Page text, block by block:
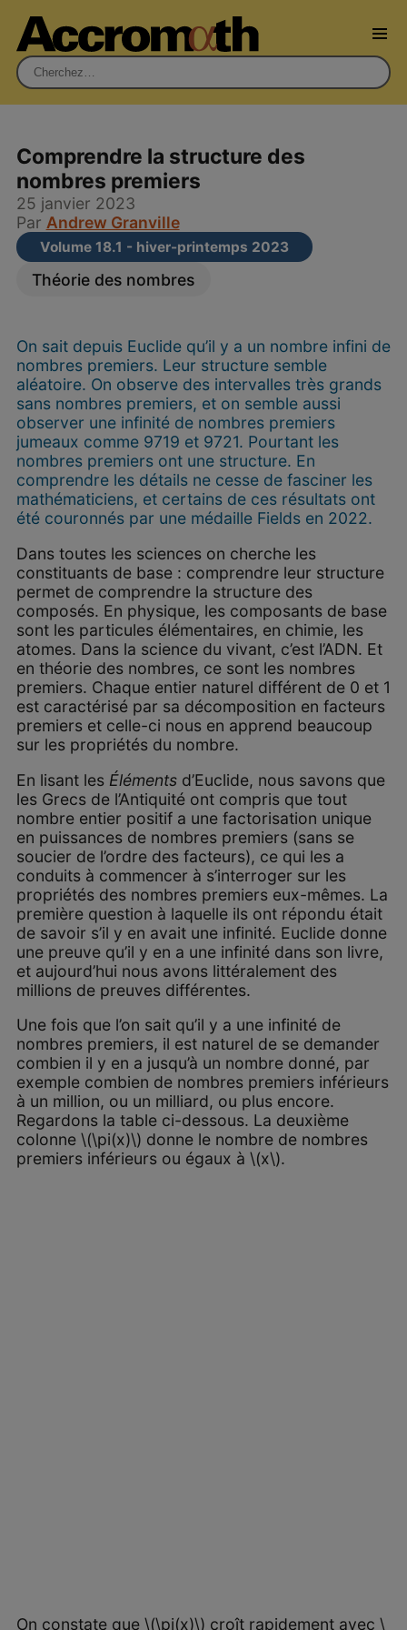
Rechercher :
Comprendre la structure des
nombres premiers
25 janvier 2023
Par Andrew Granville
Volume 18.1 - hiver-printemps 2023
Théorie des nombres
On sait depuis Euclide qu’il y a un nombre infini de
nombres premiers. Leur structure semble
aléatoire. On observe des intervalles très grands
sans nombres premiers, et on semble aussi
observer une infinité de nombres premiers
jumeaux comme 9719 et 9721. Pourtant les
nombres premiers ont une structure. En
comprendre les détails ne cesse de fasciner les
mathématiciens, et certains de ces résultats ont
été couronnés par une médaille Fields en 2022.
Dans toutes les sciences on cherche les
constituants de base : comprendre leur structure
permet de comprendre la structure des
composés. En physique, les composants de base
sont les particules élémentaires, en chimie, les
atomes. Dans la science du vivant, c’est l’ADN. Et
en théorie des nombres, ce sont les nombres
premiers. Chaque entier naturel différent de 0 et 1
est caractérisé par sa décomposition en facteurs
premiers et celle-ci nous en apprend beaucoup
sur les propriétés du nombre.
En lisant les Élémentsd’Euclide, nous savons que
les Grecs de l’Antiquité ont compris que tout
nombre entier positif a une factorisation unique
en puissances de nombres premiers (sans se
soucier de l’ordre des facteurs), ce qui les a
conduits à commencer à s’interroger sur les
propriétés des nombres premiers eux-mêmes. La
première question à laquelle ils ont répondu était
de savoir s’il y en avait une infinité. Euclide donne
une preuve qu’il y en a une infinité dans son livre,
et aujourd’hui nous avons littéralement des
millions de preuves différentes.
Une fois que l’on sait qu’il y a une infinité de
nombres premiers, il est naturel de se demander
combien il y en a jusqu’à un nombre donné, par
exemple combien de nombres premiers inférieurs
à un million, ou un milliard, ou plus encore.
Regardons la table ci-dessous. La deuxième
colonne \(\pi(x)\) donne le nombre de nombres
premiers inférieurs ou égaux à \(x\).
On constate que \(\pi(x)\) croît rapidement avec \